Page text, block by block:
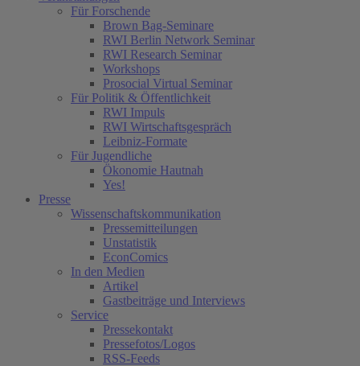
Für Forschende
Brown Bag-Seminare
RWI Berlin Network Seminar
RWI Research Seminar
Workshops
Prosocial Virtual Seminar
Für Politik & Öffentlichkeit
RWI Impuls
RWI Wirtschaftsgespräch
Leibniz-Formate
Für Jugendliche
Ökonomie Hautnah
Yes!
Presse
Wissenschaftskommunikation
Pressemitteilungen
Unstatistik
EconComics
In den Medien
Artikel
Gastbeiträge und Interviews
Service
Pressekontakt
Pressefotos/Logos
RSS-Feeds